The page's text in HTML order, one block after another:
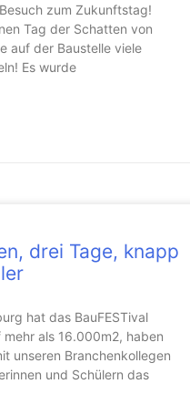
zum Zukunftstag!
Tag der Schatten von
auf der Baustelle viele
Es wurde
drei Tage, knapp
hat das BauFESTival
als 16.000m2, haben
unseren Branchenkollegen
und Schülern das